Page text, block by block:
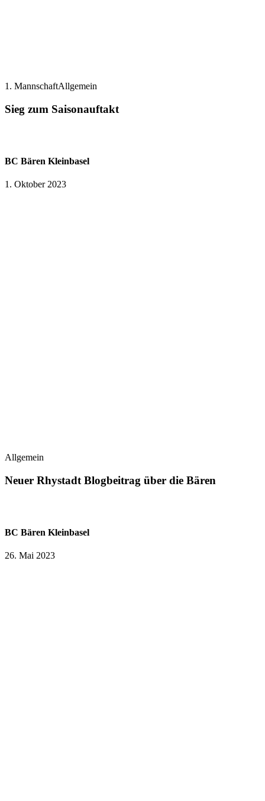
1. MannschaftAllgemein
Sieg zum Saisonauftakt
BC Bären Kleinbasel
1. Oktober 2023
Allgemein
Neuer Rhystadt Blogbeitrag über die Bären
BC Bären Kleinbasel
26. Mai 2023